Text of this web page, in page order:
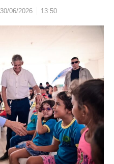
30/06/2026 13:50